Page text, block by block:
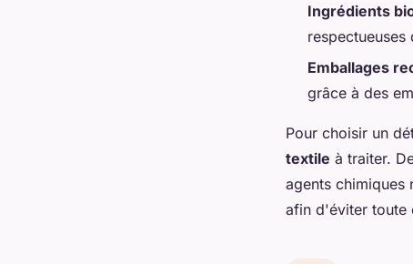
Ingrédients
respectueuses
Emballages
grâce à des
Pour choisir un
textile à traiter.
agents chimiques
afin d'éviter toute